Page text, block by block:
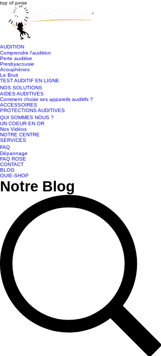
top of page
AUDITION
Comprendre l'audition
Perte auditive
Presbyacousie
Acouphènes
Le Bruit
TEST AUDITIF EN LIGNE
NOS SOLUTIONS
AIDES AUDITIVES
Comment choisir ses appareils auditifs ?
ACCESSOIRES
PROTECTIONS AUDITIVES
QUI SOMMES NOUS ?
UN COEUR EN OR
Nos Vidéos
NOTRE CENTRE
SERVICES
FAQ
Dépannage
FAQ ROSE
CONTACT
BLOG
OUIE-SHOP
Notre Blog